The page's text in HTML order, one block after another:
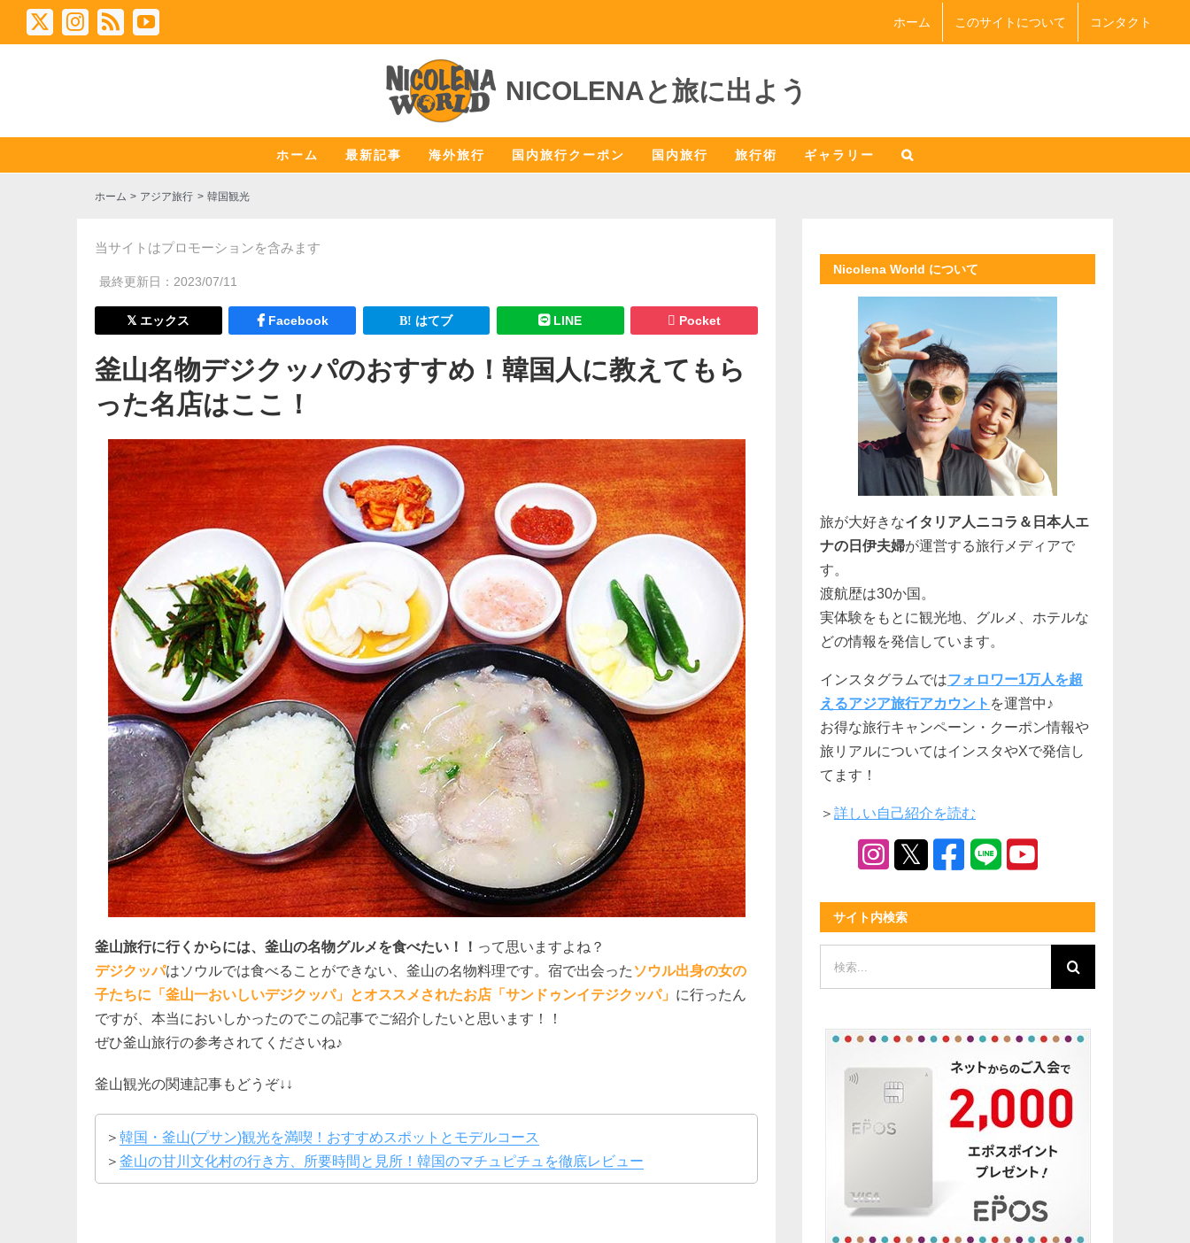
Skip
X Instagram
Rss YouTube ホーム このサイトについて コンタクト
NICOLENAと旅に出よう
ホーム 最新記事 海外旅行 国内旅行クーポン 国内旅行 旅行術 ギャラリー
ホーム アジア旅行 韓国観光
当サイトはプロモーションを含みます
最終更新日： 2023/07/11
エックス Facebook はてブ LINE Pocket
釜山名物デジクッパのおすすめ！韓国人に教えてもら
った名店はここ！
釜山旅行に行くからには、釜山の名物グルメを食べたい！！ って思いますよね？
デジクッパはソウルでは食べることができない、釜山の名物料理です。宿で出会った ソウル出身の女の
子たちに「釜山一おいしいデジクッパ」とオススメされたお店「サンドゥンイテジクッパ」 に行ったん
ですが、本当においしかったのでこの記事でご紹介したいと思います！！
ぜひ釜山旅行の参考されてくださいね♪
釜山観光の関連記事もどうぞ↓↓
＞韓国・釜山(プサン)観光を満喫！おすすめスポットとモデルコース
＞釜山の甘川文化村の行き方、所要時間と見所！韓国のマチュピチュを徹底レビュー
Nicolena World について
旅が大好きなイタリア人ニコラ＆日本人エ
ナの日伊夫婦が運営する旅行メディアで
す。
渡航歴は30か国。
実体験をもとに観光地、グルメ、ホテルな
どの情報を発信しています。
インスタグラムではフォロワー1万人を超
えるアジア旅行アカウント を運営中♪
お得な旅行キャンペーン・クーポン情報や
旅リアルについてはインスタやXで発信し
てます！
＞ 詳しい自己紹介を読む
サイト内検索